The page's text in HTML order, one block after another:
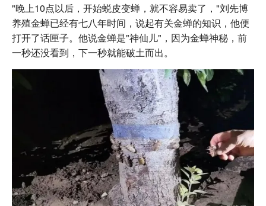
"晚上10点以后，开始蜕皮变蝉，就不容易卖了，"刘先博
养殖金蝉已经有七八年时间，说起有关金蝉的知识，他便
打开了话匣子。他说金蝉是"神仙儿"，因为金蝉神秘，前
一秒还没看到，下一秒就能破土而出。